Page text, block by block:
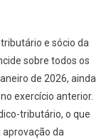
e sócio da
sobre todos os
de 2026, ainda
exercício anterior.
tributário, o que
aprovação da